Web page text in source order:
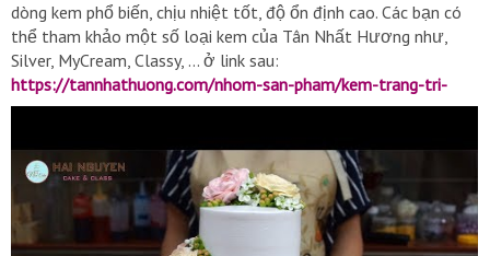
dòng kem phổ biến, chịu nhiệt tốt, độ ổn định cao. Các bạn có
thể tham khảo một số loại kem của Tân Nhất Hương như,
Silver, MyCream, Classy, ... ở link sau:
https://tannhathuong.com/nhom-san-pham/kem-trang-tri-
banh/CẢM ƠN CÁC BẠN ĐÃ XEM VIDEO! Nếu yêu thích những
kênh để xem nhiều video mới hàng tuần! -------------------------
-------------------------------------------------------- Các bạn có
thể liên kết với Hải Nguyễn qua các mạng xã hội sau:
FACEBOOK:
https://www.facebook.com/HaiNguyenNicecake